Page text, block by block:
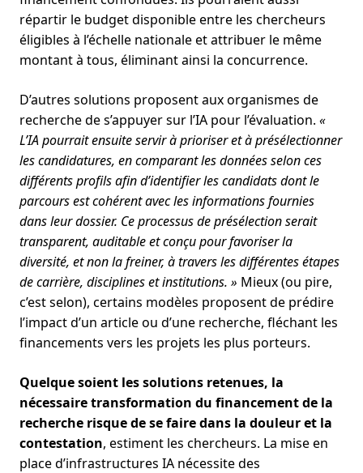
répartir le budget disponible entre les chercheurs
éligibles à l’échelle nationale et attribuer le même
montant à tous, éliminant ainsi la concurrence.
D’autres solutions proposent aux organismes de
recherche de s’appuyer sur l’IA pour l’évaluation. «
L’IA pourrait ensuite servir à prioriser et à présélectionner
les candidatures, en comparant les données selon ces
différents profils afin d’identifier les candidats dont le
parcours est cohérent avec les informations fournies
dans leur dossier. Ce processus de présélection serait
transparent, auditable et conçu pour favoriser la
diversité, et non la freiner, à travers les différentes étapes
de carrière, disciplines et institutions. » Mieux (ou pire,
c’est selon), certains modèles proposent de prédire
l’impact d’un article ou d’une recherche, fléchant les
financements vers les projets les plus porteurs.
Quelque soient les solutions retenues, la
nécessaire transformation du financement de la
recherche risque de se faire dans la douleur et la
contestation, estiment les chercheurs. La mise en
place d’infrastructures IA nécessite des